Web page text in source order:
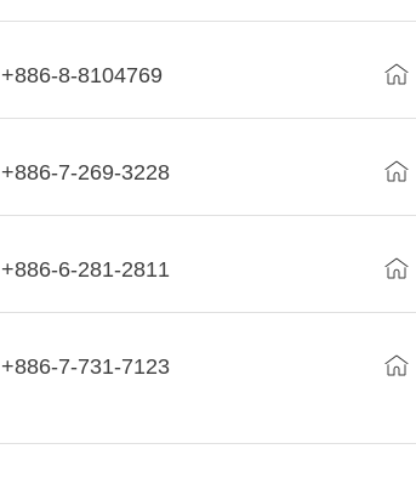
8-8104769
7-269-3228
6-281-2811
7-731-7123